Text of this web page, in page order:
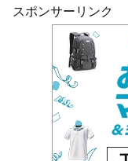
スポンサーリンク